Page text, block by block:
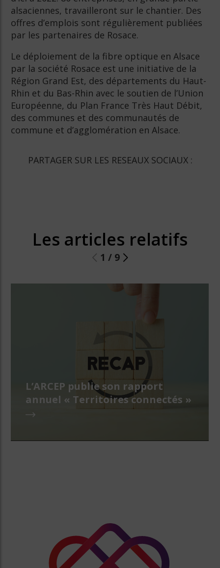
alsaciennes, travailleront sur le chantier. Des
offres d’emplois sont régulièrement publiées
par les partenaires de Rosace.
Le déploiement de la fibre optique en Alsace
par la société Rosace est une initiative de la
Région Grand Est, des départements du Haut-
Rhin et du Bas-Rhin avec le soutien de l’Union
Européenne, du Plan France Très Haut Débit,
des communes et des communautés de
commune et d’agglomération en Alsace.
PARTAGER SUR LES RESEAUX SOCIAUX :
Les articles relatifs
1 / 9
L’ARCEP publie son rapport
annuel « Territoires connectés »